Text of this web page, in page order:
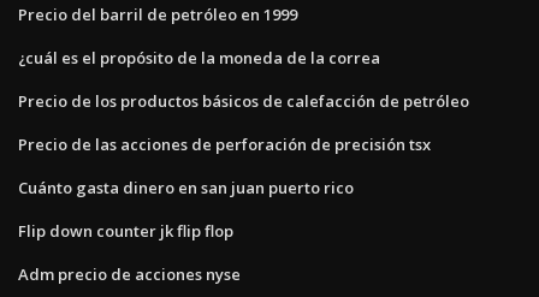
Precio del barril de petróleo en 1999
¿cuál es el propósito de la moneda de la correa
Precio de los productos básicos de calefacción de petróleo
Precio de las acciones de perforación de precisión tsx
Cuánto gasta dinero en san juan puerto rico
Flip down counter jk flip flop
Adm precio de acciones nyse